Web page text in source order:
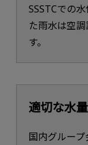
SSSTCでの
た雨水は空
す。
適切な水
国内グルー